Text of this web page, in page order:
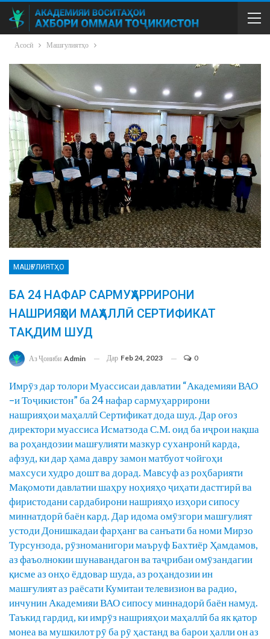
Асосӣ Машғулиятҳо
МАШҒУЛИЯТҲО
БА 24 НАФАР САРМУҲАРРИРОНИ
НАШРИЯҲОИ МАҲАЛЛӢ СЕРТИФИКАТ
ТАҚДИМ ШУД
Аз Ҷониби Admin Дар Feb 24, 2023 0
Имрӯз дар толори Муассисаи давлатии “Академияи ВАО
–и Тоҷикистон” ба 24 нафар сармуҳаррирони
нашрияҳои маҳаллӣ Сертификат дода шуд. Дар оғоз
директори муассиса Исматзода С.М. оид ба иҷрои нақша
ва роҳандозии машғулияти мазкур суханронӣ карда,
афзуд, ки дар ҳама давру замон матбуот чойгоҳи
махсуси худро дошт ва дорад. Мавсуф аз роҳбарияти
Мақомоти давлатии шаҳру ноҳияҳо ҷиҳати дастгирӣ ва
фиристодани сардабирони нашрияҳо изҳори сипосу
миннатдорӣ баён кард. Дар идома омӯзгори машғулият
устоди Донишкадаи фарҳанг ва санъати ба номи Мирзо
Турсунзода, рӯзноманигори маъруф Бахтиёр Ҳамдамов,
аз фаъолнокии шунавандагон ва таҷрибаи омӯзандагии
қисме аз онҳо ёддовар шуда, аз роҳандозии ин
машғулият аз раёсати Кумитаи телевизион ва радио,
инчунин Академияи ВАО сипосу миннадорӣ баён намуд.
Таъкид гардид, ки имрӯз нашрияҳои маҳаллӣ ба як қатор
монеа ва мушкилот рӯ ба рӯ ҳастанд ва барои ҳалли он аз